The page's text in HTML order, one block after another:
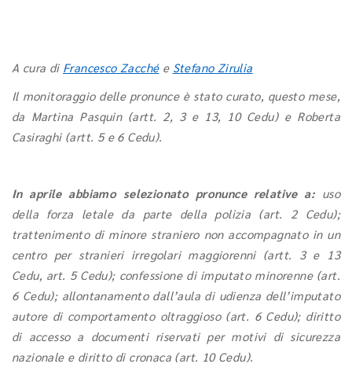
A cura di Francesco Zacchée Stefano Zirulia
Il monitoraggio delle pronunce è stato curato, questo mese,
da Martina Pasquin (artt. 2, 3 e 13, 10 Cedu) e Roberta
Casiraghi (artt. 5 e 6 Cedu).
In aprile abbiamo selezionato pronunce relative a:uso
della forza letale da parte della polizia (art. 2 Cedu);
trattenimento di minore straniero non accompagnato in un
centro per stranieri irregolari maggiorenni (artt. 3 e 13
Cedu, art. 5 Cedu); confessione di imputato minorenne (art.
6 Cedu); allontanamento dall’aula di udienza dell’imputato
autore di comportamento oltraggioso (art. 6 Cedu); diritto
di accesso a documenti riservati per motivi di sicurezza
nazionale e diritto di cronaca (art. 10 Cedu).